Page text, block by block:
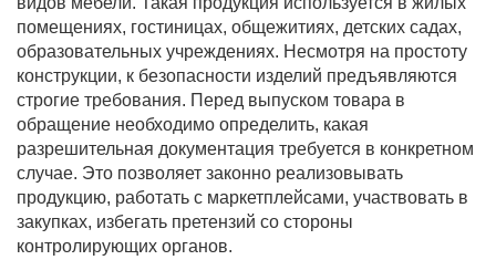
помещениях, гостиницах, общежитиях, детских садах,
образовательных учреждениях. Несмотря на простоту
конструкции, к безопасности изделий предъявляются
строгие требования. Перед выпуском товара в
обращение необходимо определить, какая
разрешительная документация требуется в конкретном
случае. Это позволяет законно реализовывать
продукцию, работать с маркетплейсами, участвовать в
закупках, избегать претензий со стороны
контролирующих органов.